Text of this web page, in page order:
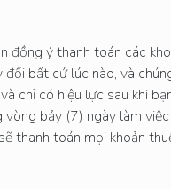
ý thanh toán các
bất cứ lúc nào, và
chỉ có hiệu lực sau khi
bảy (7) ngày làm
thanh toán mọi khoản